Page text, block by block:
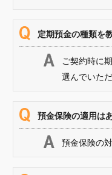
定期預金の種類を
ご契約時に
選んでいただ
預金保険の適用は
預金保険の